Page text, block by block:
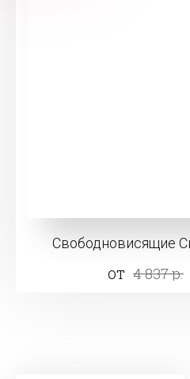
Свободновисящие
от 4 837 р.